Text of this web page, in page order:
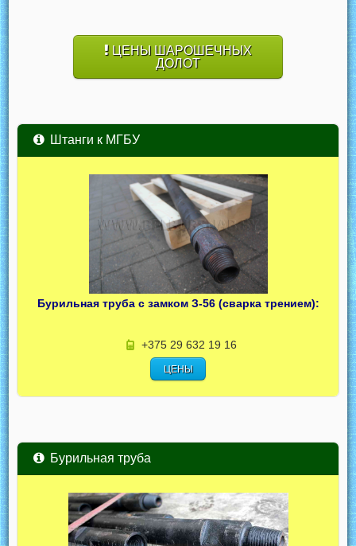
ЦЕНЫ ШАРОШЕЧНЫХ
ДОЛОТ
Штанги к МГБУ
Бурильная труба с замком З-56 (сварка трением):
+375 29 632 19 16
ЦЕНЫ
Бурильная труба